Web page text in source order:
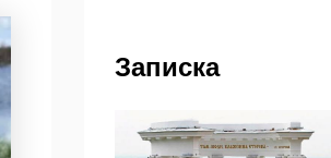
Записка